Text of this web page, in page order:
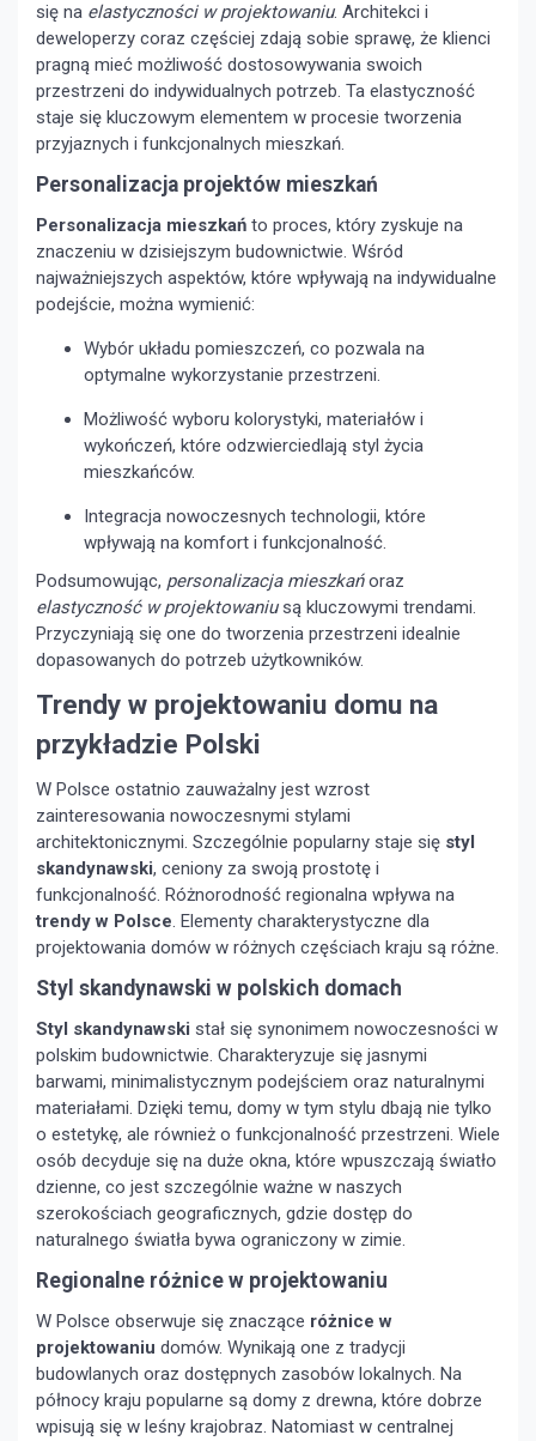
się na elastyczności w projektowaniu. Architekci i
deweloperzy coraz częściej zdają sobie sprawę, że klienci
pragną mieć możliwość dostosowywania swoich
przestrzeni do indywidualnych potrzeb. Ta elastyczność
staje się kluczowym elementem w procesie tworzenia
przyjaznych i funkcjonalnych mieszkań.
Personalizacja projektów mieszkań
Personalizacja mieszkań to proces, który zyskuje na
znaczeniu w dzisiejszym budownictwie. Wśród
najważniejszych aspektów, które wpływają na indywidualne
podejście, można wymienić:
Wybór układu pomieszczeń, co pozwala na
optymalne wykorzystanie przestrzeni.
Możliwość wyboru kolorystyki, materiałów i
wykończeń, które odzwierciedlają styl życia
mieszkańców.
Integracja nowoczesnych technologii, które
wpływają na komfort i funkcjonalność.
Podsumowując, personalizacja mieszkańoraz
elastyczność w projektowaniusą kluczowymi trendami.
Przyczyniają się one do tworzenia przestrzeni idealnie
dopasowanych do potrzeb użytkowników.
Trendy w projektowaniu domu na
przykładzie Polski
W Polsce ostatnio zauważalny jest wzrost
zainteresowania nowoczesnymi stylami
architektonicznymi. Szczególnie popularny staje się styl
skandynawski, ceniony za swoją prostotę i
funkcjonalność. Różnorodność regionalna wpływa na
trendy w Polsce. Elementy charakterystyczne dla
projektowania domów w różnych częściach kraju są różne.
Styl skandynawski w polskich domach
Styl skandynawski stał się synonimem nowoczesności w
polskim budownictwie. Charakteryzuje się jasnymi
barwami, minimalistycznym podejściem oraz naturalnymi
materiałami. Dzięki temu, domy w tym stylu dbają nie tylko
o estetykę, ale również o funkcjonalność przestrzeni. Wiele
osób decyduje się na duże okna, które wpuszczają światło
dzienne, co jest szczególnie ważne w naszych
szerokościach geograficznych, gdzie dostęp do
naturalnego światła bywa ograniczony w zimie.
Regionalne różnice w projektowaniu
W Polsce obserwuje się znaczące różnice w
projektowaniu domów. Wynikają one z tradycji
budowlanych oraz dostępnych zasobów lokalnych. Na
północy kraju popularne są domy z drewna, które dobrze
wpisują się w leśny krajobraz. Natomiast w centralnej